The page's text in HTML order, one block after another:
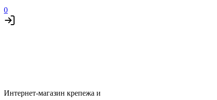
0
Интернет-магазин крепежа и